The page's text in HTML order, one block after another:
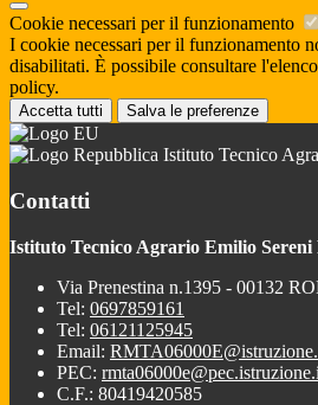
Cookie necessari per il funzionamento
I cookie necessari per il funzionamento
disabilitati. È possibile consultare
policy.
Accetta tutti Salva le preferenze
Istituto Tecnico
Contatti
Istituto Tecnico Agrario Emilio Sereni
Via Prenestina n.1395 - 00132
Tel: 0697859161
Tel: 06121125945
Email:
PEC:
C.F.: 80419420585